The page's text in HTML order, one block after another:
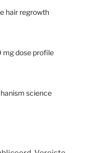
hair regrowth
mg dose profile
science